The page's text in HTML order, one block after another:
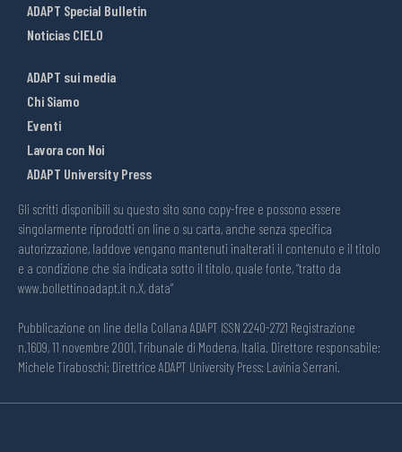
ADAPT Special Bulletin
Noticias CIELO
ADAPT sui media
Chi Siamo
Eventi
Lavora con Noi
ADAPT University Press
Gli scritti disponibili su questo sito sono copy-free e possono essere
singolarmente riprodotti on line o su carta, anche senza specifica
autorizzazione, laddove vengano mantenuti inalterati il contenuto e il titolo
e a condizione che sia indicata sotto il titolo, quale fonte, “tratto da
www.bollettinoadapt.it n.X, data“
Pubblicazione on line della Collana ADAPT ISSN 2240-2721 Registrazione
n.1609, 11 novembre 2001, Tribunale di Modena, Italia. Direttore responsabile:
Michele Tiraboschi; Direttrice ADAPT University Press: Lavinia Serrani.